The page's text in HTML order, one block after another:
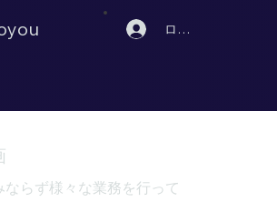
ログイン
らず様々な業務を行って